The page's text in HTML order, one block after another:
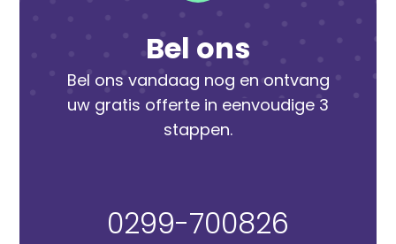
Bel ons
Bel ons vandaag nog en ontvang
uw gratis offerte in eenvoudige 3
stappen.
0299-700826